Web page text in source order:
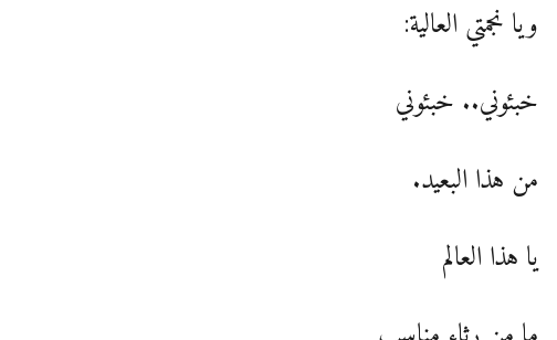
ويا نجمتي العالية:
خبئوني.. خبئوني
من هذا البعيد.
يا هذا العالم